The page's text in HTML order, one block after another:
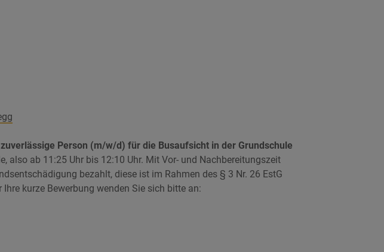
Person (m/w/d) für die Busaufsicht in der Grundschule
also ab 11:25 Uhr bis 12:10 Uhr. Mit Vor- und Nachbereitungszeit
bezahlt, diese ist im Rahmen des § 3 Nr. 26 EstG
kurze Bewerbung wenden Sie sich bitte an: